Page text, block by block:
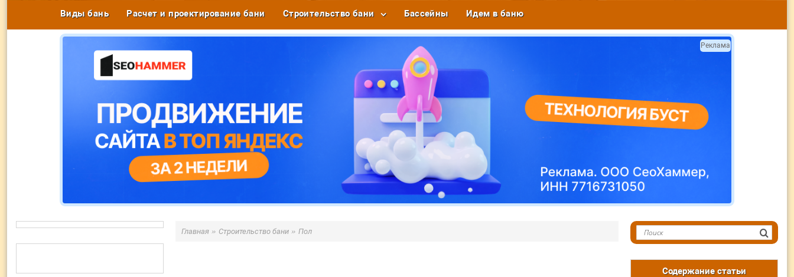
Виды бань Расчет и проектирование бани Строительство бани Бассейны Идем в баню
Реклама
Главная » Строительство бани » Пол
Содержание статьи